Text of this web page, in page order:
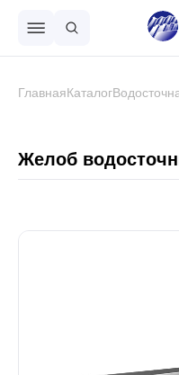
ГлавнаяКаталог
Желоб